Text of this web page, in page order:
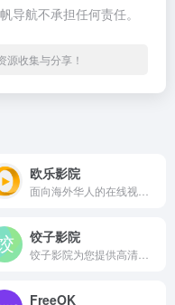
导航不承担任何责任。
收集与分享！
欧乐影院
饺子影院
FreeOK